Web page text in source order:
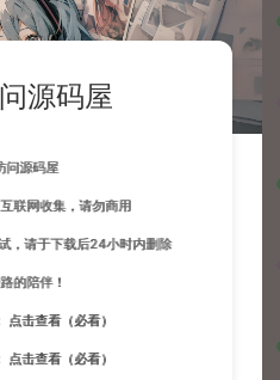
源码屋
问源码屋
联网收集，请勿商用
，请于下载后24小时内删除
的陪伴！
点击查看（必看）
点击查看（必看）